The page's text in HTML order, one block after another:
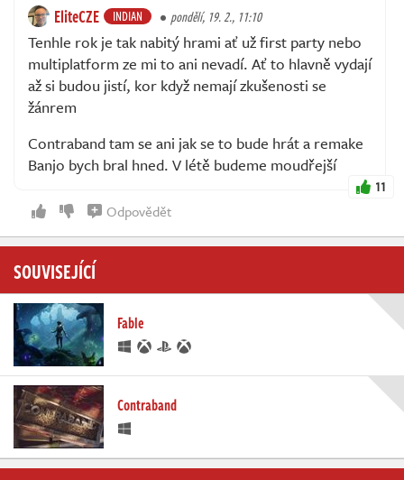
EliteCZE INDIAN pondělí, 19. 2., 11:10
Tenhle rok je tak nabitý hrami ať už first party nebo
multiplatform ze mi to ani nevadí. Ať to hlavně vydají
až si budou jistí, kor když nemají zkušenosti se
žánrem
Contraband tam se ani jak se to bude hrát a remake
Banjo bych bral hned. V létě budeme moudřejší
11
Odpovědět
SOUVISEJÍCÍ
Fable
Contraband